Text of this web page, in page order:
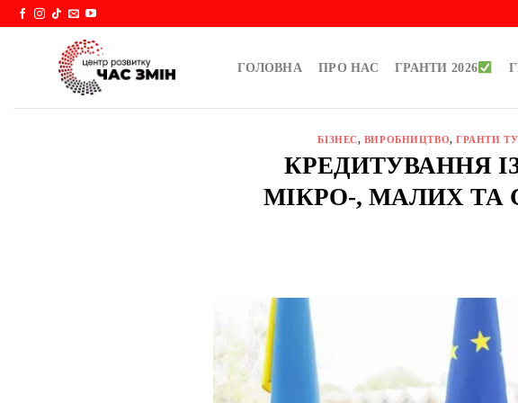
Skip
ГОЛОВНА ПРО НАС ГРАНТИ 2026
БІЗНЕС, ВИРОБНИЦТВО,ГРАНТИ
КРЕДИТУВАННЯ
МІКРО-, МАЛИХ ТА